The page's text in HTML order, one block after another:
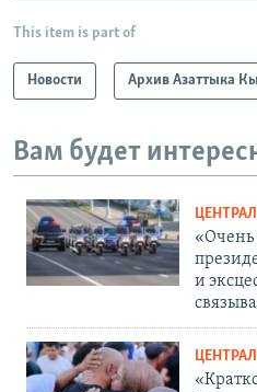
This item is part of
Новости Архив Азаттыка
Вам будет
«Очень
и